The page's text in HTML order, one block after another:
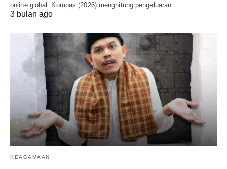
online global. Kompas (2026) menghitung pengeluaran…
3 bulan ago
KEAGAMAAN